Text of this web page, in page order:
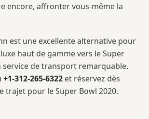
encore, affronter vous-même la
est une excellente alternative pour
haut de gamme vers le Super
service de transport remarquable.
+1-312-265-6322 et réservez dès
trajet pour le Super Bowl 2020.